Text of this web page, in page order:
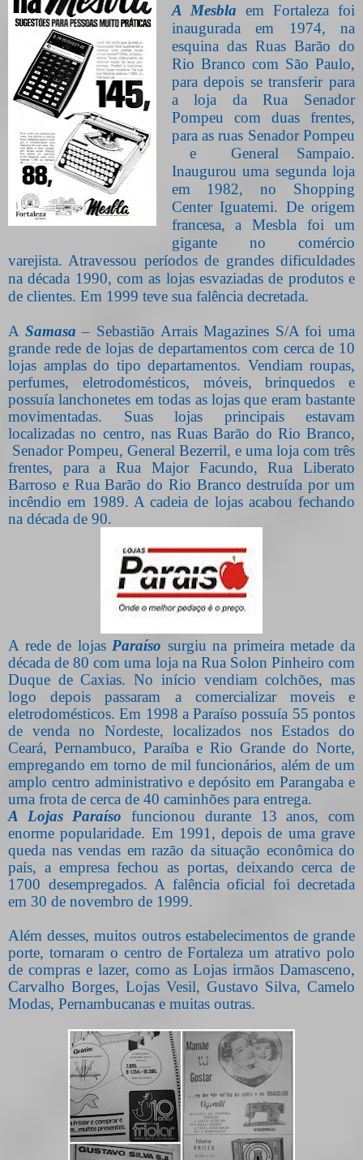
A Mesbla em Fortaleza foi
inaugurada em 1974, na
esquina das Ruas Barão do
Rio Branco com São Paulo,
para depois se transferir para
a loja da Rua Senador
Pompeu com duas frentes,
para as ruas Senador Pompeu
e
General Sampaio.
Inaugurou uma segunda loja
em 1982, no Shopping
Center Iguatemi. De origem
francesa, a Mesbla foi um
gigante no comércio
varejista. Atravessou períodos de grandes dificuldades
na década 1990, com as lojas esvaziadas de produtos e
de clientes. Em 1999 teve sua falência decretada.
A Samasa – Sebastião Arrais Magazines S/A foi uma
grande rede de lojas de departamentos com cerca de 10
lojas amplas do tipo departamentos. Vendiam roupas,
perfumes, eletrodomésticos, móveis, brinquedos e
possuía lanchonetes em todas as lojas que eram bastante
movimentadas. Suas lojas principais estavam
localizadas no centro, nas Ruas Barão do Rio Branco,
Senador Pompeu, General Bezerril, e uma loja com três
frentes, para a Rua Major Facundo, Rua Liberato
Barroso e Rua Barão do Rio Branco destruída por um
incêndio em 1989. A cadeia de lojas acabou fechando
na década de 90.
A rede de lojas Paraíso surgiu na primeira metade da
década de 80 com uma loja na Rua Solon Pinheiro com
Duque de Caxias. No início vendiam colchões, mas
logo depois passaram a comercializar moveis e
eletrodomésticos. Em 1998 a Paraíso possuía 55 pontos
de venda no Nordeste, localizados nos Estados do
Ceará, Pernambuco, Paraíba e Rio Grande do Norte,
empregando em torno de mil funcionários, além de um
amplo centro administrativo e depósito em Parangaba e
uma frota de cerca de 40 caminhões para entrega.
A Lojas Paraíso funcionou durante 13 anos, com
enorme popularidade. Em 1991, depois de uma grave
queda nas vendas em razão da situação econômica do
país, a empresafechou as portas, deixando cerca de
1700 desempregados. A falência oficial foi decretada
em 30 de novembro de 1999.
Além desses, muitos outros estabelecimentos de grande
porte, tornaram o centro de Fortaleza um atrativo polo
de compras e lazer, como as Lojas irmãos Damasceno,
Carvalho Borges, Lojas Vesil, Gustavo Silva, Camelo
Modas, Pernambucanas e muitas outras.